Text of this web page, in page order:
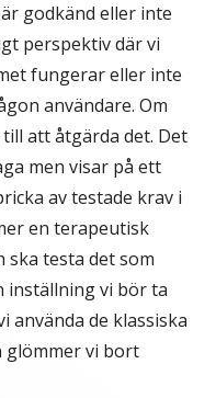
godkänd eller inte
perspektiv där vi
fungerar eller inte
användare. Om
att åtgärda det. Det
men visar på ett
av testade krav i
en terapeutisk
ska testa det som
inställning vi bör ta
använda de klassiska
glömmer vi bort